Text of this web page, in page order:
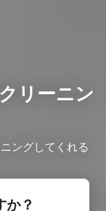
リーニン
ングしてくれる
か？